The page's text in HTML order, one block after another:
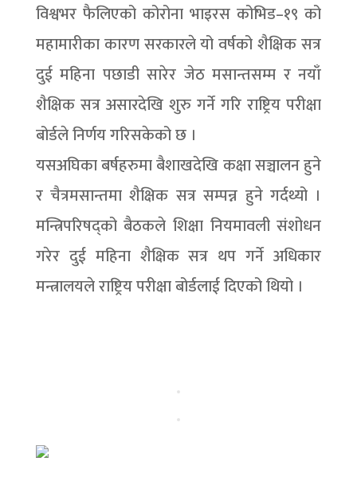
विश्वभर फैलिएको कोरोना भाइरस कोभिड–१९ को
महामारीका कारण सरकारले यो वर्षको शैक्षिक सत्र
दुई महिना पछाडी सारेर जेठ मसान्तसम्म र नयाँ
शैक्षिक सत्र असारदेखि शुरु गर्ने गरि राष्ट्रिय परीक्षा
बोर्डले निर्णय गरिसकेको छ ।
यसअघिका बर्षहरुमा बैशाखदेखि कक्षा सञ्चालन हुने
र चैत्रमसान्तमा शैक्षिक सत्र सम्पन्न हुने गर्दथ्यो ।
मन्त्रिपरिषद्को बैठकले शिक्षा नियमावली संशोधन
गरेर दुई महिना शैक्षिक सत्र थप गर्ने अधिकार
मन्त्रालयले राष्ट्रिय परीक्षा बोर्डलाई दिएको थियो ।